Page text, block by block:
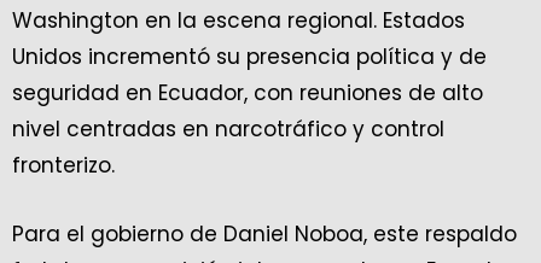
Washington en la escena regional. Estados
Unidos incrementó su presencia política y de
seguridad en Ecuador, con reuniones de alto
nivel centradas en narcotráfico y control
fronterizo.
Para el gobierno de Daniel Noboa, este respaldo